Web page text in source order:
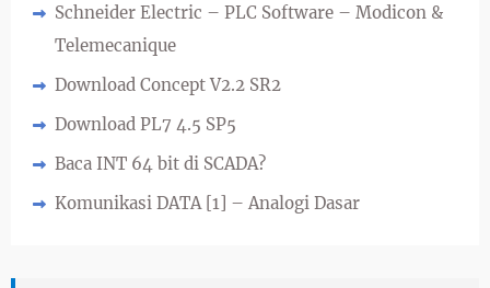
Schneider Electric – PLC Software – Modicon &
Telemecanique
Download Concept V2.2 SR2
Download PL7 4.5 SP5
Baca INT 64 bit di SCADA?
Komunikasi DATA [1] – Analogi Dasar